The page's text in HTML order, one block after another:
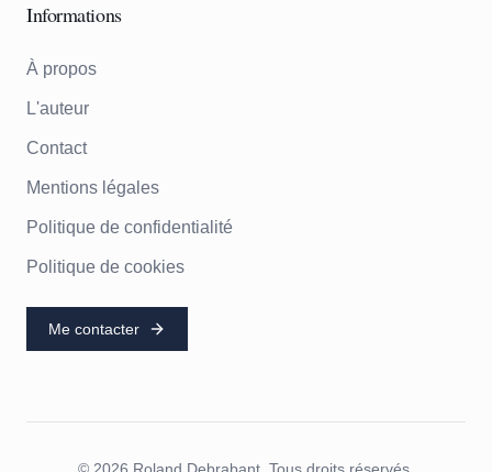
Informations
À propos
L'auteur
Contact
Mentions légales
Politique de confidentialité
Politique de cookies
Me contacter